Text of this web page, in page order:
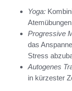
Yoga:
Progressive
das
Stress
Autogenes
in kürzester